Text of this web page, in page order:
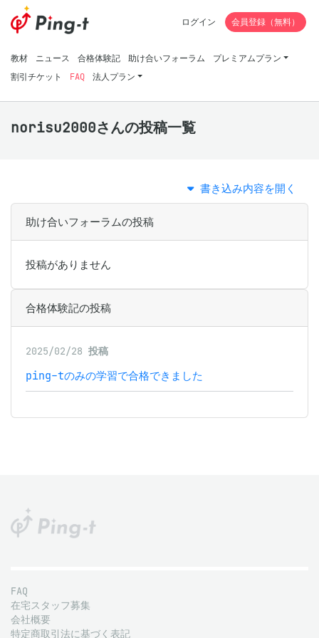
教材 ニュース 合格体験記 助け合いフォーラム
プレミアムプラン
割引チケット
FAQ 法人プラン
ログイン 会員登録（無料）
norisu2000さんの投稿一覧
書き込み内容を開く
助け合いフォーラムの投稿
投稿がありません
合格体験記の投稿
2025/02/28 投稿
ping-tのみの学習で合格できました
FAQ
在宅スタッフ募集
会社概要
特定商取引法に基づく表記